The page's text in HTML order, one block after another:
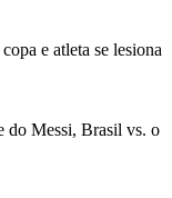
e atleta se lesiona
do Messi, Brasil vs. o